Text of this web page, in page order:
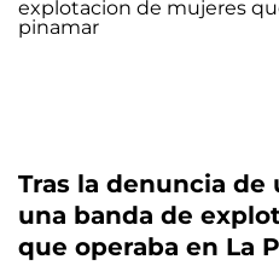
Tras la denuncia de
una banda de
que operaba en La